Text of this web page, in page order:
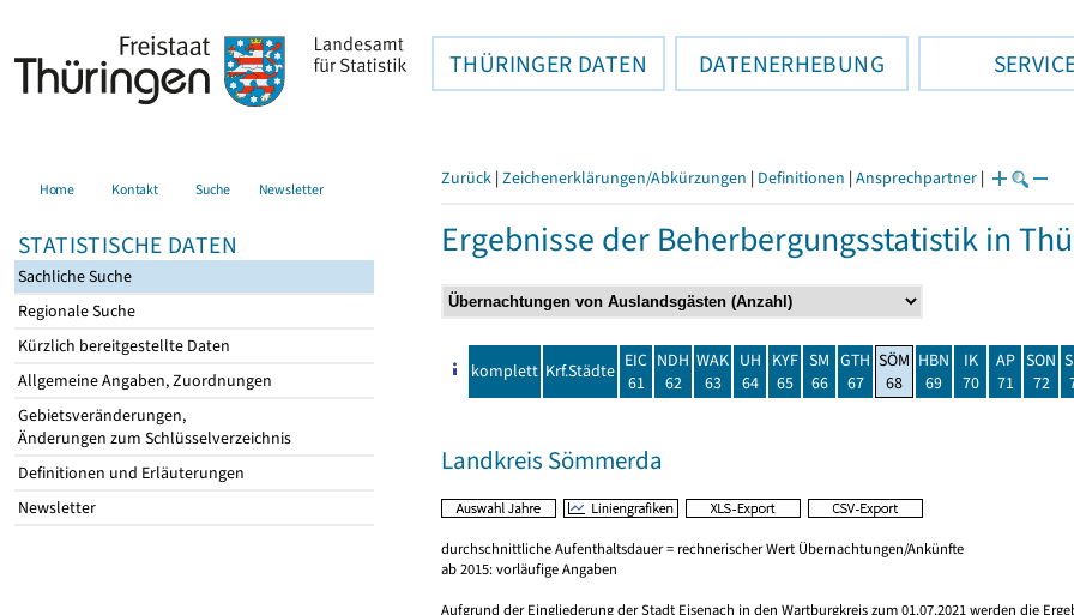
THÜRINGER DATEN DATENERHEBUNG
Home Kontakt Suche Newsletter
STATISTISCHE DATEN
Sachliche Suche
Regionale Suche
Kürzlich bereitgestellte Daten
Allgemeine Angaben, Zuordnungen
Gebietsveränderungen,
Änderungen zum Schlüsselverzeichnis
Definitionen und Erläuterungen
Newsletter
Zurück | Zeichenerklärungen/Abkürzungen | Definitionen | Ansprechpartner |
Ergebnisse der Beherbergungsstatistik in
komplett Krf.Städte EIC
61
NDH
62
WAK
63
UH
64
KYF
65
SM
66
GTH
67
SÖM
68
HBN
69
IK
70
AP
71
SON
72
Landkreis Sömmerda
durchschnittliche Aufenthaltsdauer = rechnerischer Wert Übernachtungen/Ankünfte
ab 2015: vorläufige Angaben
Aufgrund der Eingliederung der Stadt Eisenach in den Wartburgkreis zum 01.07.2021 werden die